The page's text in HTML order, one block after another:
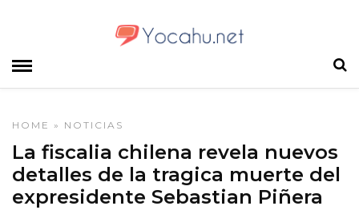
HOME » NOTICIAS
La fiscalia chilena revela nuevos
detalles de la tragica muerte del
expresidente Sebastian Piñera